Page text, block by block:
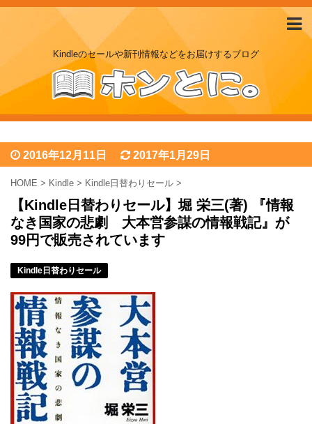
Kindleのセールや新刊情報などをお届けするブログ
2016年12月11日 2017年1月29日
HOME > Kindle > Kindle日替わりセール >
【Kindle日替わりセール】堀 栄三(著) 『情報
なき国家の悲劇 大本営参謀の情報戦記』が
99円で販売されています
Kindle日替わりセール